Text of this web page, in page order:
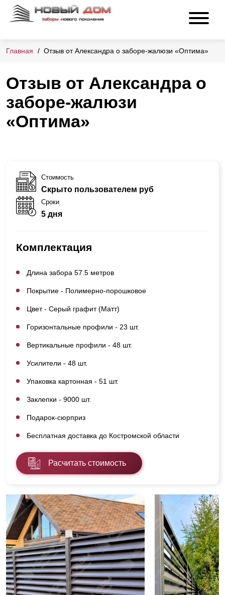
Главная Отзыв от Александра о заборе-жалюзи «Оптима»
Отзыв от Александра о
заборе-жалюзи
«Оптима»
Стоимость
Скрыто пользователем руб
Сроки
5 дня
Комплектация
Длина забора 57.5 метров
Покрытие - Полимерно-порошковое
Цвет - Серый графит (Матт)
Горизонтальные профили - 23 шт.
Вертикальные профили - 48 шт.
Усилители - 48 шт.
Упаковка картонная - 51 шт.
Заклепки - 9000 шт.
Подарок-сюрприз
Бесплатная доставка до Костромской области
Расчитать стоимость